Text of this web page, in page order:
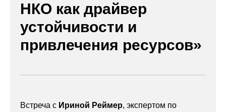
НКО как драйвер
устойчивости и
привлечения ресурсов»
Встреча с Ириной Реймер, экспертом по